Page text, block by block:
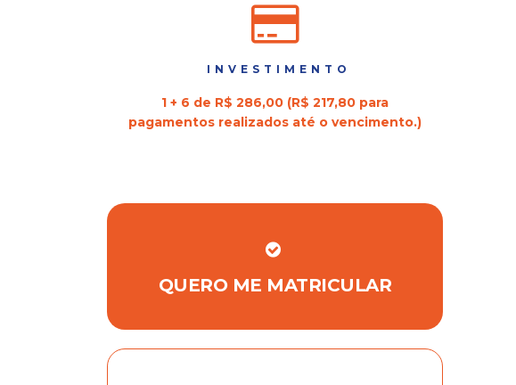
INVESTIMENTO
1 + 6 de R$ 286,00 (R$ 217,80 para
pagamentos realizados até o vencimento.)
QUERO ME MATRICULAR